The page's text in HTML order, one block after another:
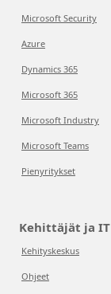
Microsoft Security
Azure
Dynamics 365
Microsoft 365
Microsoft Industry
Microsoft Teams
Pienyritykset
Kehittäjät ja IT
Kehityskeskus
Ohjeet